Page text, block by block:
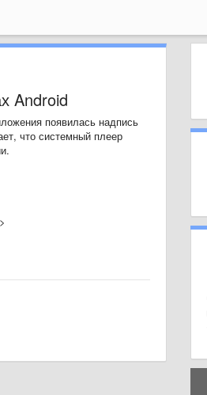
Android
появилась надпись
что системный плеер